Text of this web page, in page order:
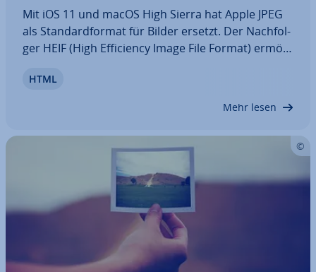
Mit iOS 11 und macOS High Sierra hat Apple JPEG
als Stan­dard­for­mat für Bilder ersetzt. Der Nach­fol­
ger HEIF (High Ef­fi­ci­en­cy Image File Format) er­mög­
spa­ren­der und in höherer Qualität ab­zu­spei­chern.
HTML
Mehr lesen